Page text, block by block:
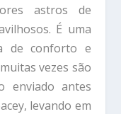
astros de
É uma
de conforto e
vezes são
enviado antes
levando em